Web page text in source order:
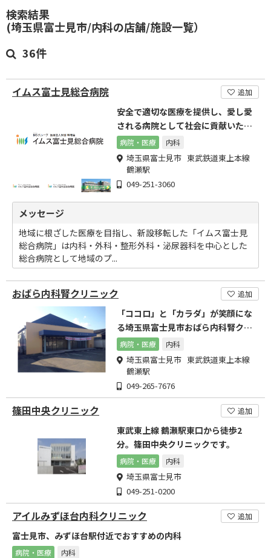
検索結果
(埼玉県富士見市/内科の店舗/施設一覧）
36件
イムス富士見総合病院 追加
安全で適切な医療を提供し、愛し愛
される病院として社会に貢献いたし
ます。
病院・医療 内科
埼玉県富士見市 東武鉄道東上本線
鶴瀬駅
049-251-3060
メッセージ
地域に根ざした医療を目指し、新設移転した「イムス富士見
総合病院」は内科・外科・整形外科・泌尿器科を中心とした
総合病院として地域のプ...
おばら内科腎クリニック 追加
「ココロ」と「カラダ」が笑顔にな
る埼玉県富士見市おばら内科腎クリ
ニック
病院・医療 内科
埼玉県富士見市 東武鉄道東上本線
鶴瀬駅
049-265-7676
篠田中央クリニック 追加
東武東上線 鶴瀬駅東口から徒歩2
分。篠田中央クリニックです。
病院・医療 内科
埼玉県富士見市
049-251-0200
アイルみずほ台内科クリニック 追加
富士見市、みずほ台駅付近でおすすめの内科
病院・医療 内科